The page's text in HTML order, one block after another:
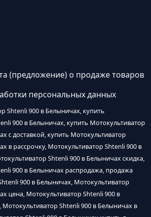
(предложение) о продаже товаров
персональных данных
Shtenli 900 в Белыничах, купить
900 в Белыничах, купить Мотокультиватор
с доставкой, купить Мотокультиватор
в рассрочку, Мотокультиватор Shtenli 900 в
Shtenli 900 в Белыничах скидка,
900 в Белыничах распродажа, продажа
900 в Белыничах, Мотокультиватор
цена, Мотокультиватор Shtenli 900 в
Shtenli 900 в Белыничах в